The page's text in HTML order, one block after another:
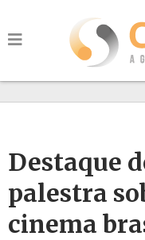
Destaque
palestra
cinema